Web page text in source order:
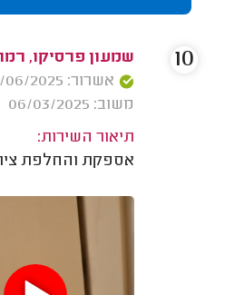
שמעון פרסיקו,
אשרור: 08/06/2025
משוב: 06/03/2025
תיאור השירות:
אספקת והחלפת
10